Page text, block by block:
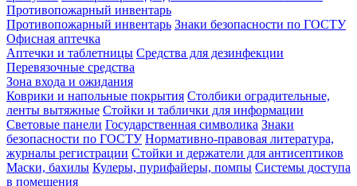
Противопожарный инвентарь
Противопожарный инвентарь Знаки безопасности по ГОСТУ
Офисная аптечка
Аптечки и таблетницы Средства для дезинфекции
Перевязочные средства
Зона входа и ожидания
Коврики и напольные покрытия Столбики оградительные,
ленты вытяжные Стойки и таблички для информации
Световые панели Государственная символика Знаки
безопасности по ГОСТУ Нормативно-правовая литература,
журналы регистрации Стойки и держатели для антисептиков
Маски, бахилы Кулеры, пурифайеры, помпы Системы доступа
в помещения